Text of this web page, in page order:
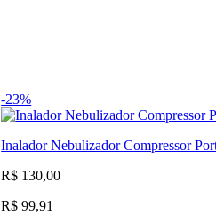
-23%
Inalador Nebulizador Compressor
R$ 130,00
R$ 99,91